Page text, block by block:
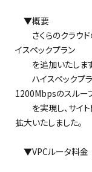
▼概要
さくらのクラウド
イスペックプラン
を追加いたします
ハイスペックプラ
1200Mbpsのスルー
を実現し、サイト
拡大いたしました。
▼VPCルータ料